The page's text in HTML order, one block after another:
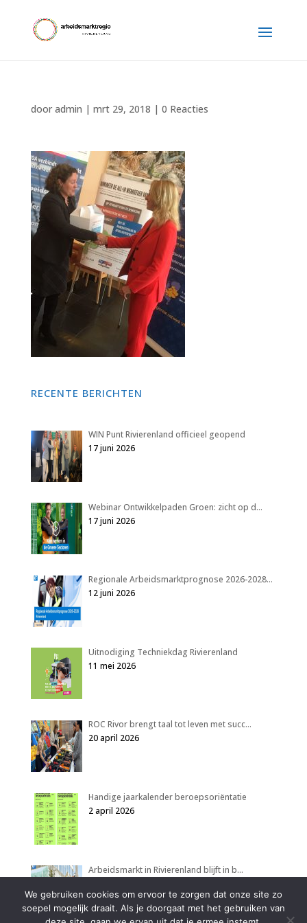
door admin | mrt 29, 2018 | 0 Reacties
RECENTE BERICHTEN
WIN Punt Rivierenland officieel geopend
17 juni 2026
Webinar Ontwikkelpaden Groen: zicht op d…
17 juni 2026
Regionale Arbeidsmarktprognose 2026-2028…
12 juni 2026
Uitnodiging Techniekdag Rivierenland
11 mei 2026
ROC Rivor brengt taal tot leven met succ…
20 april 2026
Handige jaarkalender beroepsoriëntatie
2 april 2026
Arbeidsmarkt in Rivierenland blijft in b…
We gebruiken cookies om ervoor te zorgen dat onze site zo
soepel mogelijk draait. Als je doorgaat met het gebruiken van